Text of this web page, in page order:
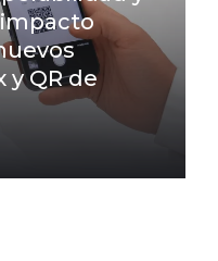
y QR de